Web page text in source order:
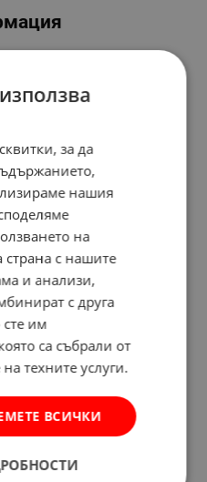
за да
нашия
на
с нашите
и анализи,
с друга
им
са събрали от
техните услуги.
ВСИЧКИ